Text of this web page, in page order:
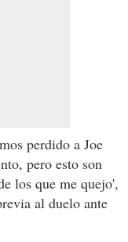
perdido a Joe
pero esto son
los que me quejo',
al duelo ante